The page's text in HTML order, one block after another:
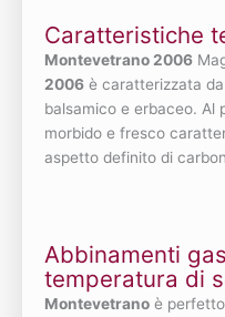
Caratteristiche
Montevetrano 2006
2006 è caratterizzata
balsamico e erbaceo. Al
morbido e fresco
aspetto definito di
Abbinamenti
temperatura di
Montevetrano è